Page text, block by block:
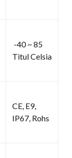
-40 ~ 85
Titul Celsia
CE, E9,
IP67, Rohs